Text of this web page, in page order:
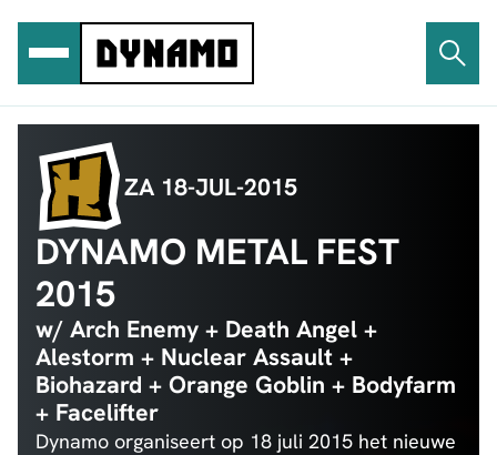
inhoud
ZA 18-JUL-2015
DYNAMO METAL FEST
2015
w/ Arch Enemy + Death Angel +
Alestorm + Nuclear Assault +
Biohazard + Orange Goblin + Bodyfarm
+ Facelifter
Dynamo organiseert op 18 juli 2015 het nieuwe